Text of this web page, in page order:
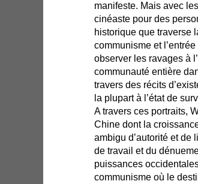
manifeste. Mais avec
cinéaste pour des
historique que traverse
communisme et
observer les ravages à
communauté entière
travers des récits
la plupart à l’état de
A travers ces portraits,
Chine dont la
ambigu d’autorité et de
de travail et du
puissances
communisme où le